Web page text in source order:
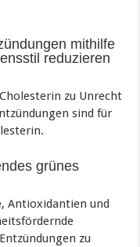
mithilfe
reduzieren
zu Unrecht
sind für
grünes
Antioxidantien und
zu